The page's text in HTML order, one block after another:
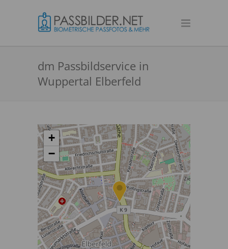
dm Passbildservice in
Wuppertal Elberfeld
+
−